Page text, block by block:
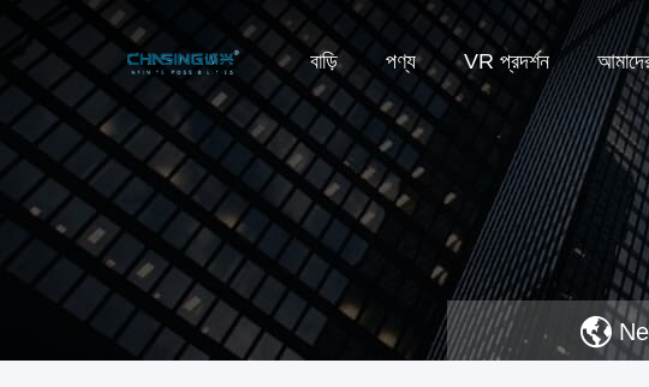
বাড়ি পণ্য VR প্রদর্শন